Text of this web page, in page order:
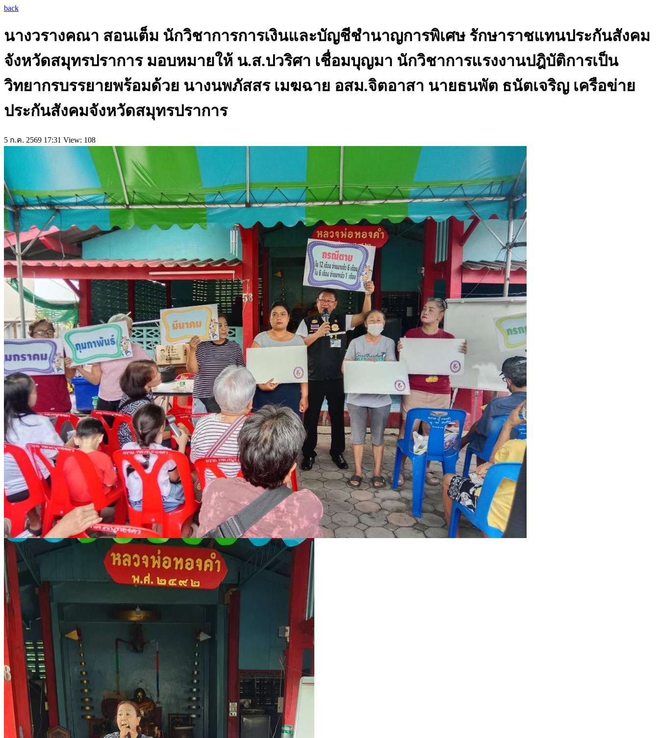
back
นางวรางคณา​ สอนเต็ม ​นักวิชาการการเงินและบัญชีชำนาญการ​พิเศษ รักษาราชแทนประกันสังคม
จังหวัดสมุทรปราการ​ ​มอบหมายให้​ น.ส.ปวริศา​ เชื่อมบุญมา นักวิชาการแรงงานปฎิบัติการเป็น
วิทยากรบรรยาย​พร้อมด้วย ​นางนพภัสสร​ เมฆฉาย​ อสม.​จิตอาสา​ นายธนพัต ธนัตเจริญ เครือข่าย
ประกันสังคมจังหวัดสมุทรปราการ
5 ก.ค. 2569 17:31 View: 108